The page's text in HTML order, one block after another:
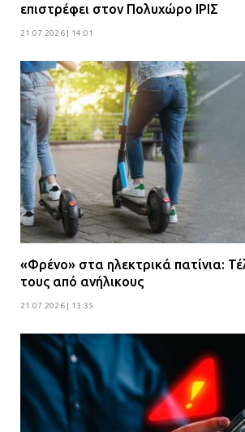
επιστρέφει στον Πολυχώρο ΙΡΙΣ
21.07.2026 | 14:01
«Φρένο» στα ηλεκτρικά πατίνια:
τους από ανήλικους
21.07.2026 | 13:35